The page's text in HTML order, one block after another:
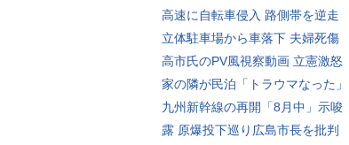
高速に自転車侵入 路側帯を逆走
立体駐車場から車落下 夫婦死傷
高市氏のPV風視察動画 立憲激怒
家の隣が民泊「トラウマなった」
九州新幹線の再開「8月中」示唆
露 原爆投下巡り広島市長を批判